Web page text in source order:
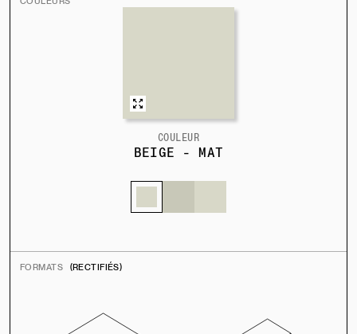
COULEUR
BEIGE - MAT
FORMATS (RECTIFIÉS)